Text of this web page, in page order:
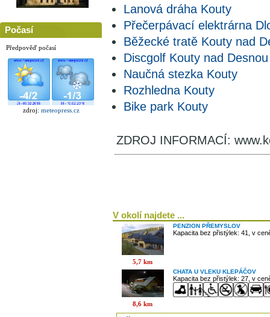
Počasí
Předpověď počasí
zdroj: meteopress.cz
Lanová dráha Kouty
Přečerpávací elektrárna
Běžecké tratě Kouty nad
Discgolf Kouty nad Desnou
Naučná stezka Kouty
Rozhledna Kouty
Bike park Kouty
ZDROJ INFORMACÍ:
V okolí najdete ...
5,7 km
PENZION PŘEMYSLOV
Kapacita bez přistýlek: 41, v
8,6 km
CHATA U VLEKU KLEPÁČOV
Kapacita bez přistýlek: 27, v